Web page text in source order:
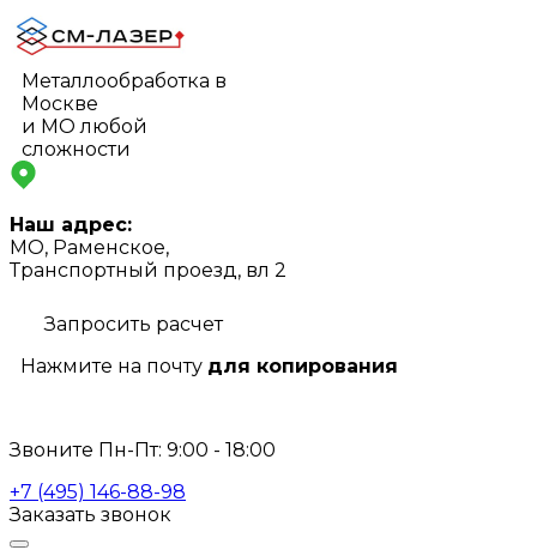
Металлообработка в
Москве
и МО любой
сложности
Наш адрес:
МО, Раменское,
Транспортный проезд, вл 2
Запросить расчет
Нажмите на почту для копирования
Звоните Пн-Пт: 9:00 - 18:00
+7 (495) 146-88-98
Заказать звонок